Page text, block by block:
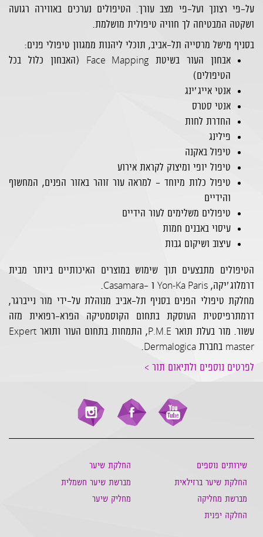
על-פי רצונך ועל-פי מצב עורך. הטיפולים נערכים באווירה רגועה
ושקטה המבטיחה לך חוויה טיפולית מושלמת.
בסניף מישל מרסייה תל-אביב, תוכלי ליהנות ממגוון טיפולי פנים:
אבחון העור בשיטת Face Mapping (האבחון כלול בכל
הטיפולים)
אנטי אייג׳ינג
אנטי סטרס
החדרת לחות
פילינג
טיפול באקנה
טיפול יופי ומיצוק לקראת אירוע
טיפול כלות מיוחד - למראה עור זוהר באזור הפנים, המחשוף
והידיים
טיפולים משלימים לעור הידיים
עיסוי באבנים חמות
עיצוב ושיקום גבות
הטיפולים מתבצעים תוך שימוש במוצרים האיכותיים ביותר מבית
דרמלוג׳יקה, Yon-Ka Paris ו -Casamara
מחלקת טיפולי הפנים בסניף תל-אביב מנוהלת על-ידי מור נייברגר,
דרמתרפיסטית העוסקת בתחום הקוסמטיקה הפרא-רפואית מזה
עשור. מור בעלת תואר P.M.E, התמחות בתחום העור ותואר Expert
master בחברת Dermalogica
לפרטים נוספים ולתיאום תור >
שירותים נוספים
החלקת שיער
החלקת שיער ברזילאית
מברשת שיער חשמלית
מברשת מחליקה
מחליק שיער
החלקה יפנית